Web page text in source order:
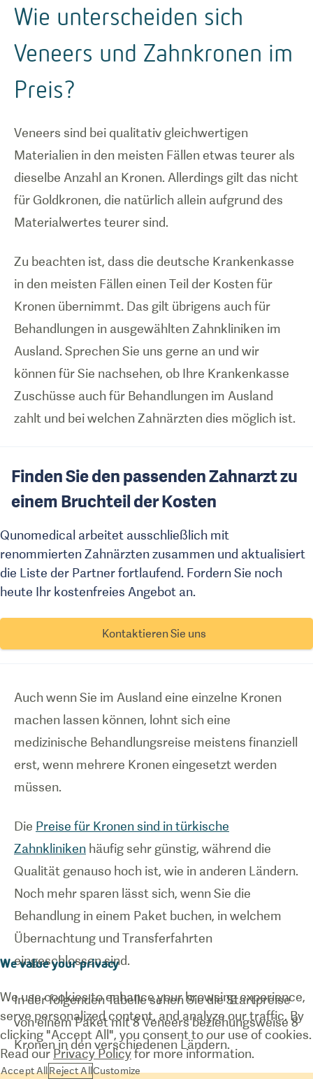
Wie unterscheiden sich
Veneers und Zahnkronen im
Preis?
Veneers sind bei qualitativ gleichwertigen
Materialien in den meisten Fällen etwas teurer als
dieselbe Anzahl an Kronen. Allerdings gilt das nicht
für Goldkronen, die natürlich allein aufgrund des
Materialwertes teurer sind.
Zu beachten ist, dass die deutsche Krankenkasse
in den meisten Fällen einen Teil der Kosten für
Kronen übernimmt. Das gilt übrigens auch für
Behandlungen in ausgewählten Zahnkliniken im
Ausland. Sprechen Sie uns gerne an und wir
können für Sie nachsehen, ob Ihre Krankenkasse
Zuschüsse auch für Behandlungen im Ausland
zahlt und bei welchen Zahnärzten dies möglich ist.
Finden Sie den passenden Zahnarzt zu
einem Bruchteil der Kosten
Qunomedical arbeitet ausschließlich mit
renommierten Zahnärzten zusammen und aktualisiert
die Liste der Partner fortlaufend. Fordern Sie noch
heute Ihr kostenfreies Angebot an.
Kontaktieren Sie uns
Auch wenn Sie im Ausland eine einzelne Kronen
machen lassen können, lohnt sich eine
medizinische Behandlungsreise meistens finanziell
erst, wenn mehrere Kronen eingesetzt werden
müssen.
Die Preise für Kronen sind in türkische
Zahnkliniken häufig sehr günstig, während die
Qualität genauso hoch ist, wie in anderen Ländern.
Noch mehr sparen lässt sich, wenn Sie die
Behandlung in einem Paket buchen, in welchem
Übernachtung und Transferfahrten
eingeschlossen sind.
In der folgenden Tabelle sehen Sie die Startpreise
von einem Paket mit 8 Veneers beziehungsweise 8
Kronen in den verschiedenen Ländern.
We value your privacy
We use cookies to enhance your browsing experience,
serve personalized content, and analyze our traffic. By
clicking "Accept All", you consent to our use of cookies.
Read ourPrivacy Policyfor more information.
Accept AllReject AllCustomize